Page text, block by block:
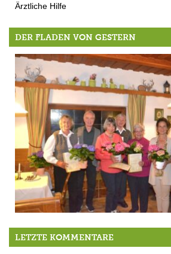
Ärztliche Hilfe
DER FLADEN VON GESTERN
OGBV Aufkirchen ehrt langjährige Mitglieder
LETZTE KOMMENTARE